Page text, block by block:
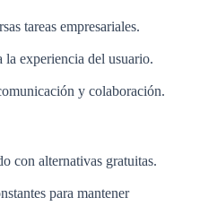
tareas empresariales.
experiencia del usuario.
y colaboración.
con alternativas gratuitas.
para mantener